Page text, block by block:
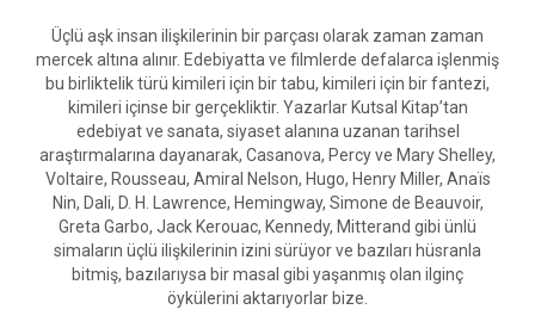
Üçlü aşk insan ilişkilerinin bir parçası olarak zaman zaman
mercek altına alınır. Edebiyatta ve filmlerde defalarca işlenmiş
bu birliktelik türü kimileri için bir tabu, kimileri için bir fantezi,
kimileri içinse bir gerçekliktir. Yazarlar Kutsal Kitap’tan
edebiyat ve sanata, siyaset alanına uzanan tarihsel
araştırmalarına dayanarak, Casanova, Percy ve Mary Shelley,
Voltaire, Rousseau, Amiral Nelson, Hugo, Henry Miller, Anaïs
Nin, Dali, D. H. Lawrence, Hemingway, Simone de Beauvoir,
Greta Garbo, Jack Kerouac, Kennedy, Mitterand gibi ünlü
simaların üçlü ilişkilerinin izini sürüyor ve bazıları hüsranla
bitmiş, bazılarıysa bir masal gibi yaşanmış olan ilginç
öykülerini aktarıyorlar bize.